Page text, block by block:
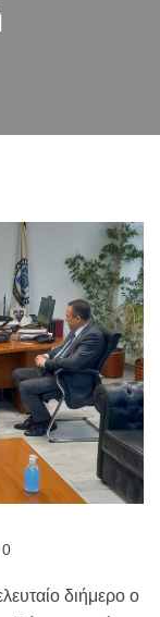
0
διήμερο ο